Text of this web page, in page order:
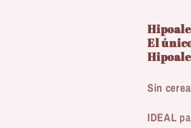
El
Sin
IDEAL